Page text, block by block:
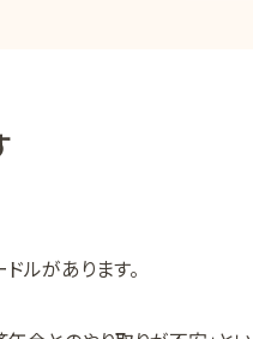
ルがあります。